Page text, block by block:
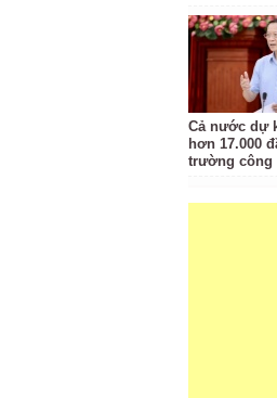
Cả nước dự
hơn 17.000
trường công